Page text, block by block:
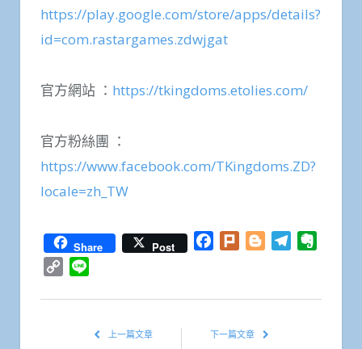
https://play.google.com/store/apps/details?
id=com.rastargames.zdwjgat
官方網站 ： https://tkingdoms.etolies.com/
官方粉絲團 ：
https://www.facebook.com/TKingdoms.ZD?
locale=zh_TW
Share Post Facebook
Plurk BloggerTelegram
Copy
上一篇文章 下一篇文章